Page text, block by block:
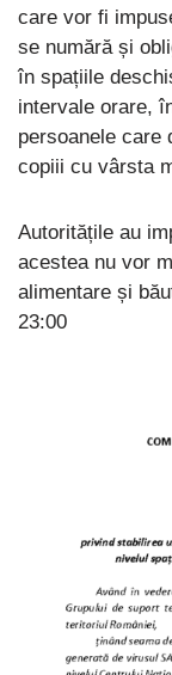
care vor fi
se numără și
în spațiile
intervale orare,
persoanele care
copiii cu vârsta
Autoritățile au
acestea nu vor
alimentare și
23:00